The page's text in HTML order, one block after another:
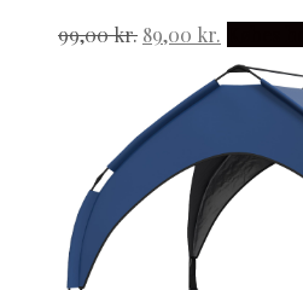
99,00kr. Den
oprindelige
var:
99,00 kr..
89,00 kr.
aktuelle
pris